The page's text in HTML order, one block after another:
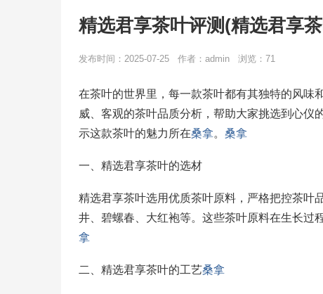
精选君享茶叶评测(精选君享
发布时间：2025-07-25 作者：admin 浏览：71
在茶叶的世界里，每一款茶叶都有其独特的风味
威、客观的茶叶品质分析，帮助大家挑选到心仪
示这款茶叶的魅力所在桑拿。 桑拿
一、精选君享茶叶的选材
精选君享茶叶选用优质茶叶原料，严格把控茶叶
井、碧螺春、大红袍等。这些茶叶原料在生长过
拿
二、精选君享茶叶的工艺桑拿